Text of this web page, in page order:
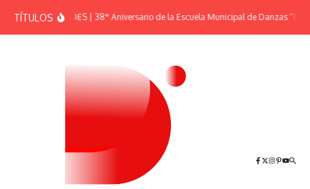
TÍTULOSEFEMÉRIDES | 38° Aniversario de la Escuela Municipal de Danzas “El